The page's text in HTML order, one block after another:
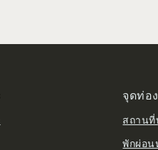
จุดท่อ
สถานที่
พักผ่อน